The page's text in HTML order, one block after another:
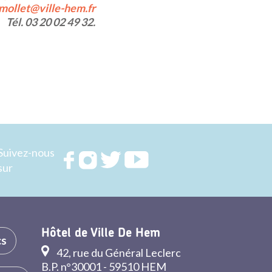
hem.fr
Tél. 03 20 02 49 32.
nous
RejoignezRejoignezRejoignez
Hôtel de Ville De Hem
42, rue du Général Leclerc
B.P. n°30001 - 59510 HEM